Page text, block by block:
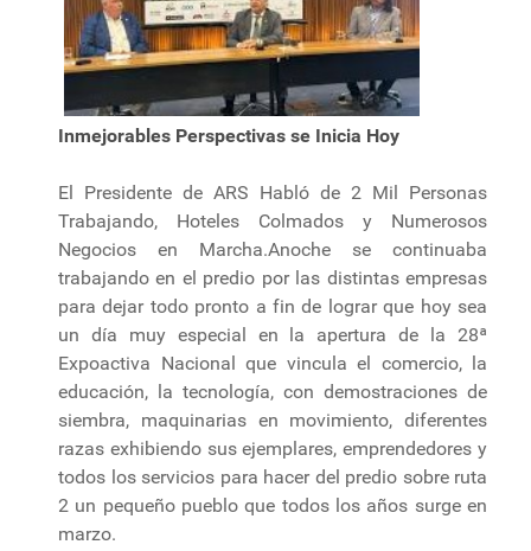
Inmejorables Perspectivas se Inicia Hoy
El Presidente de ARS Habló de 2 Mil Personas
Trabajando, Hoteles Colmados y Numerosos
Negocios en Marcha.Anoche se continuaba
trabajando en el predio por las distintas empresas
para dejar todo pronto a fin de lograr que hoy sea
un día muy especial en la apertura de la 28ª
Expoactiva Nacional que vincula el comercio, la
educación, la tecnología, con demostraciones de
siembra, maquinarias en movimiento, diferentes
razas exhibiendo sus ejemplares, emprendedores y
todos los servicios para hacer del predio sobre ruta
2 un pequeño pueblo que todos los años surge en
marzo.